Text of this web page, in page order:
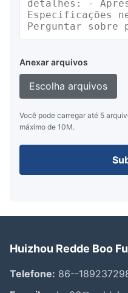
Anexar arquivos
Escolha arquivos
Você pode carregar até 5
máximo de 10M.
Huizhou Redde Boo
Telefone: 86--